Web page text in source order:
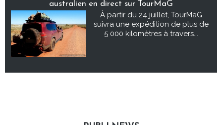
australien en direct sur TourMaG
À partir du 24 juillet, TourMaG
suivra une expédition de plus de
5 000 kilomètres à travers...